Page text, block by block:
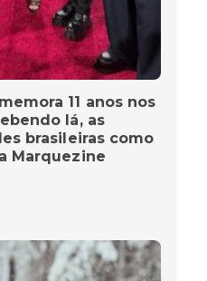
11 anos nos
lá, as
brasileiras como
Marquezine